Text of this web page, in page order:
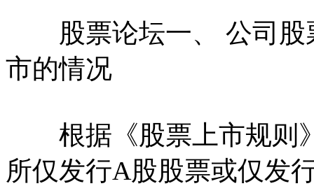
股票论坛一、 公司股
市的情况
根据《股票上市规则》
所仅发行A股股票或仅发